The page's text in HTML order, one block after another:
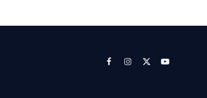
FacebookInstagram
X
YouTube